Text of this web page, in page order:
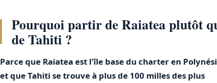
Pourquoi partir de Raiatea plutôt
de Tahiti ?
Parce que Raiatea est l'île base du charter en
et que Tahiti se trouve à plus de 100 milles des plus